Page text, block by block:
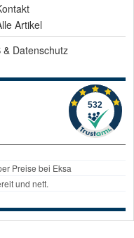
Artikel
& Datenschutz